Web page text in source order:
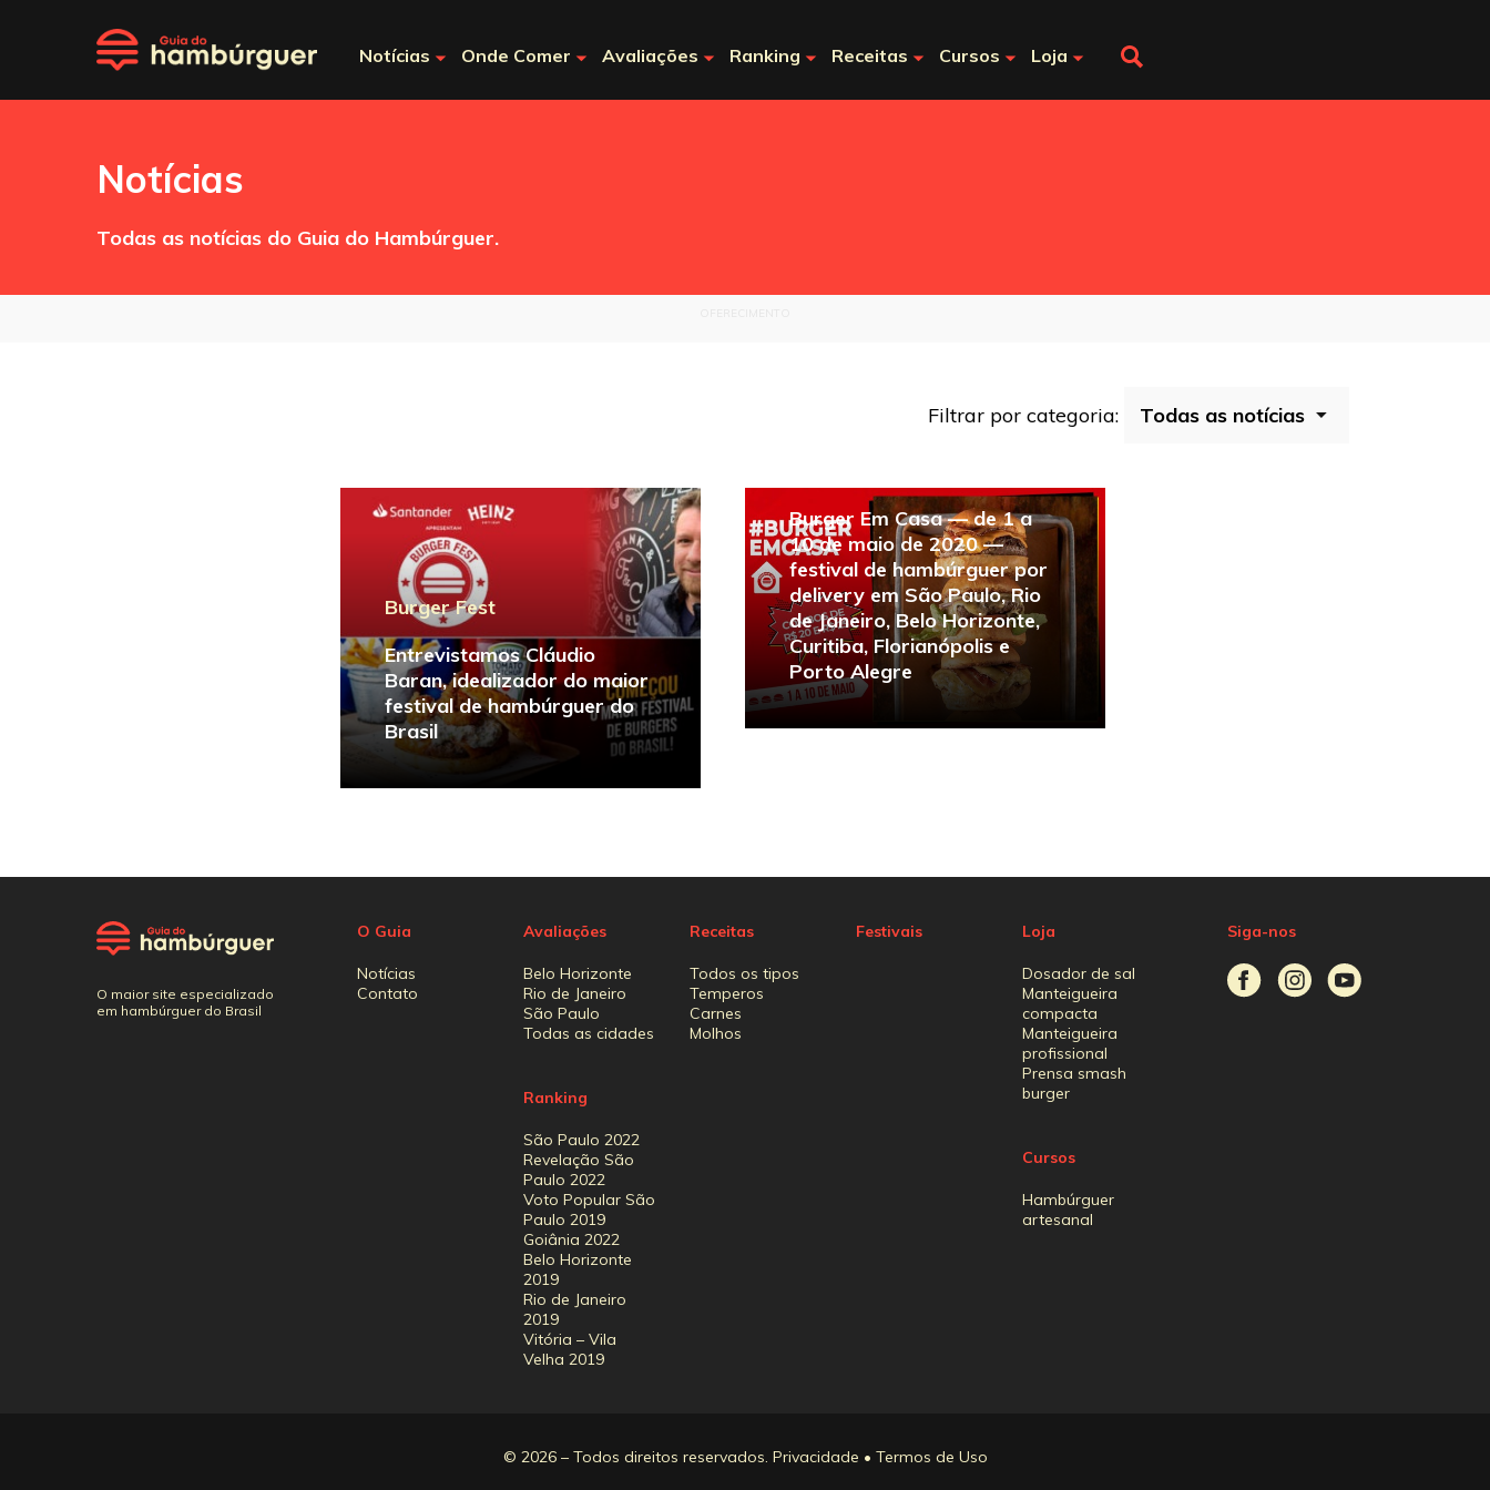
Notícias Onde Comer Avaliações Ranking Receitas Cursos Loja
Notícias
Todas as notícias do Guia do Hambúrguer.
Filtrar por categoria:
Burger Fest
Entrevistamos Cláudio
Baran, idealizador do maior
festival de hambúrguer do
Brasil
Burger Em Casa — de 1 a
10 de maio de 2020 —
festival de hambúrguer por
delivery em São Paulo, Rio
de Janeiro, Belo Horizonte,
Curitiba, Florianópolis e
Porto Alegre
O maior site especializado
em hambúrguer do Brasil
O Guia
Notícias
Contato
Avaliações
Belo Horizonte
Rio de Janeiro
São Paulo
Todas as cidades
Ranking
São Paulo 2022
Revelação São
Paulo 2022
Voto Popular São
Paulo 2019
Goiânia 2022
Belo Horizonte
2019
Rio de Janeiro
2019
Vitória – Vila
Velha 2019
Receitas
Todos os tipos
Temperos
Carnes
Molhos
Festivais Loja
Dosador de sal
Manteigueira
compacta
Manteigueira
profissional
Prensa smash
burger
Cursos
Hambúrguer
artesanal
Siga-nos
© 2026 – Todos direitos reservados. Privacidade • Termos de Uso